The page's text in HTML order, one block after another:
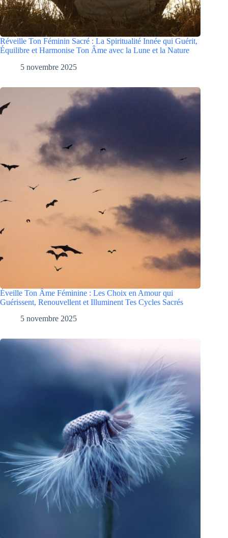
Réveille Ton Féminin Sacré : La Spiritualité Innée qui Guérit,
Équilibre et Harmonise Ton Âme avec la Lune et la Nature
5 novembre 2025
Éveille Ton Âme Féminine : Les Choix en Amour qui
Guérissent, Renouvellent et Illuminent Tes Cycles Sacrés
5 novembre 2025